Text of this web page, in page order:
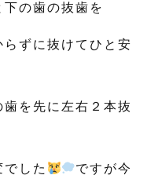
の歯の抜歯を
らずに抜けてひと安
を先に左右２本抜
した
ですが今